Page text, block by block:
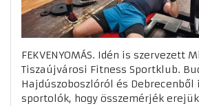
FEKVENYOMÁS. Idén is szervezett
Tiszaújvárosi Fitness Sportklub.
Hajdúszoboszlóról és Debrecenből
sportolók, hogy összemérjék